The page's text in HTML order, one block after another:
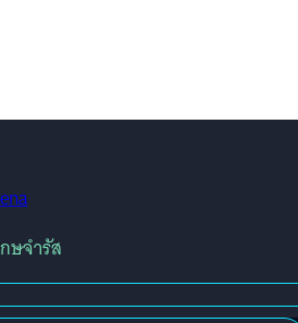
ษจำรัส